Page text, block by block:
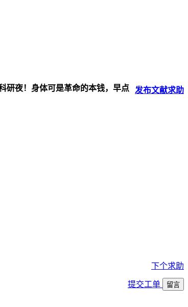
发布文献求助
研夜！身体可是革命的本钱，早点
下个求助
提交工单 留言